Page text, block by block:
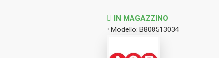
IN MAGAZZINO
Modello: B808513034